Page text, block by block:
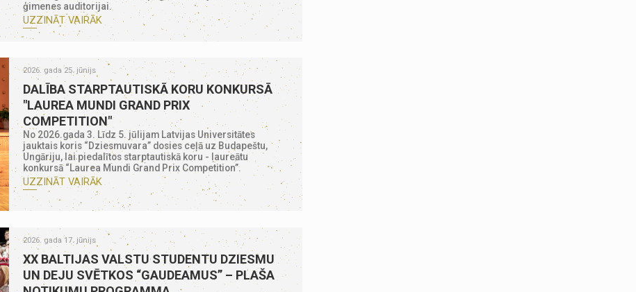
ģimenes auditorijai.
UZZINĀT VAIRĀK
2026. gada 25. jūnijs
DALĪBA STARPTAUTISKĀ KORU KONKURSĀ
"LAUREA MUNDI GRAND PRIX
COMPETITION"
No 2026.gada 3. Līdz 5. jūlijam Latvijas Universitātes
jauktais koris “Dziesmuvara” dosies ceļā uz Budapeštu,
Ungāriju, lai piedalītos starptautiskā koru - laureātu
konkursā “Laurea Mundi Grand Prix Competition”.
UZZINĀT VAIRĀK
2026. gada 17. jūnijs
XX BALTIJAS VALSTU STUDENTU DZIESMU
UN DEJU SVĒTKOS “GAUDEAMUS” – PLAŠA